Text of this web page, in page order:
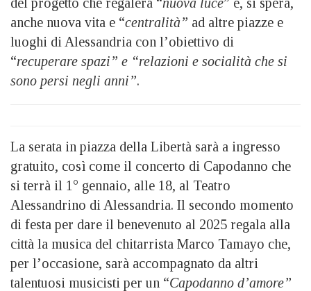
anche nuova vita e “centralità” ad altre piazze e
luoghi di Alessandria con l’obiettivo di
“recuperare spazi” e “relazioni e socialità che si
sono persi negli anni”.
La serata in piazza della Libertà sarà a ingresso
gratuito, così come il concerto di Capodanno che
si terrà il 1° gennaio, alle 18, al Teatro
Alessandrino di Alessandria. Il secondo momento
di festa per dare il benevenuto al 2025 regala alla
città la musica del chitarrista Marco Tamayo che,
per l’occasione, sarà accompagnato da altri
talentuosi musicisti per un “Capodanno d’amore”